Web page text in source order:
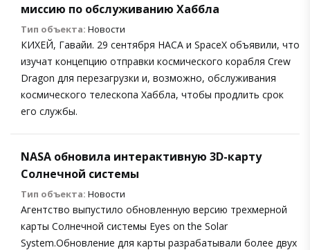
миссию по обслуживанию Хаббла
Тип объекта: Новости
КИХЕЙ, Гавайи. 29 сентября НАСА и SpaceX объявили, что
изучат концепцию отправки космического корабля Crew
Dragon для перезагрузки и, возможно, обслуживания
космического телескопа Хаббла, чтобы продлить срок
его службы.
NASA обновила интерактивную 3D-карту
Солнечной системы
Тип объекта: Новости
Агентство выпустило обновленную версию трехмерной
карты Солнечной системы Eyes on the Solar
System.Обновление для карты разрабатывали более двух